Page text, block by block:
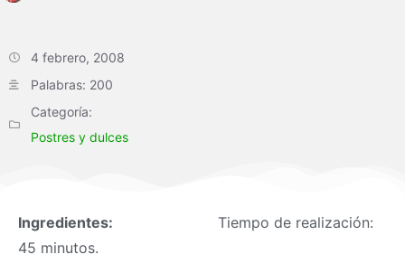
4 febrero, 2008
Palabras: 200
Categoría:
Postres y dulces
Ingredientes: Tiempo de realización:
45 minutos.